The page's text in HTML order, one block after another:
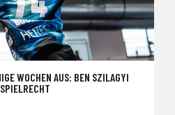
WOCHEN AUS: BEN SZILAGYI